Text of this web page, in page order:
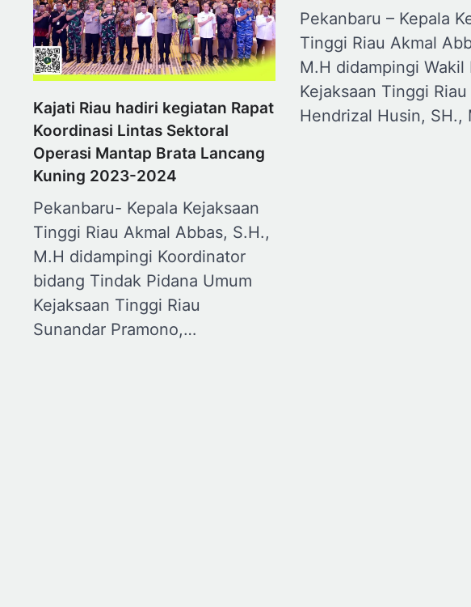
Kajati Riau hadiri kegiatan Rapat
Koordinasi Lintas Sektoral
Operasi Mantap Brata Lancang
Kuning 2023-2024
Pekanbaru- Kepala Kejaksaan
Tinggi Riau Akmal Abbas, S.H.,
M.H didampingi Koordinator
bidang Tindak Pidana Umum
Kejaksaan Tinggi Riau
Sunandar Pramono,…
Pekanbaru – Kepala
Tinggi Riau Akmal
M.H didampingi Wakil
Kejaksaan Tinggi Riau
Hendrizal Husin, SH.,